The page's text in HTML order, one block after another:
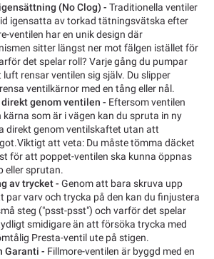
(No Clog) - Traditionella ventiler
igensatta av torkad tätningsvätska efter
ventilen har en unik design där
sitter längst ner mot fälgen istället för
det spelar roll? Varje gång du pumpar
luft rensar ventilen sig själv. Du slipper
ventilkärnor med en tång eller nål.
genom ventilen - Eftersom ventilen
kärna som är i vägen kan du spruta in ny
direkt genom ventilskaftet utan att
att veta: Du måste tömma däcket
för att poppet-ventilen ska kunna öppnas
eller sprutan.
av trycket - Genom att bara skruva upp
par varv och trycka på den kan du finjustera
steg ("psst-psst") och varför det spelar
smidigare än att försöka trycka med
Presta-ventil ute på stigen.
Garanti - Fillmore-ventilen är byggd med en